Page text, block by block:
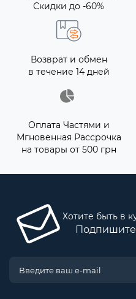
Скидки до -60%
Возврат и обмен
в течение 14 дней
Оплата Частями и
Мгновенная Рассрочка
на товары от 500 грн
Хотите быть в